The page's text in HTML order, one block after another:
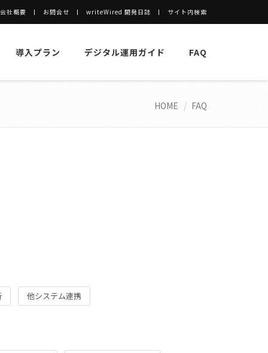
会社概要 お問合せ writeWired 開発日誌 サイト内検索
導入プラン デジタル運用ガイド FAQ
HOME FAQ
他システム連携